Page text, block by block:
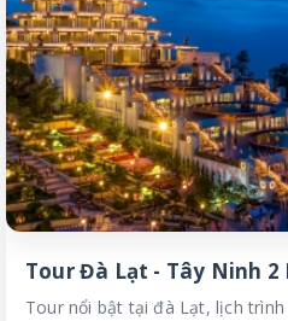
Tour Đà Lạt - Tây Ninh 2
Tour nổi bật tại đà Lạt, lịch